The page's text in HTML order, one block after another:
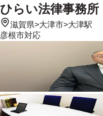
ひらい法律事務所
滋賀県>大津市>大津駅
彦根市対応